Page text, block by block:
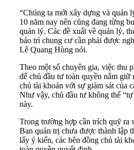
“Chúng ta mới xây dựng và quản
10 năm nay nên cũng đang từng
quản lý. Các đề xuất về quản lý,
bảo trì chung cư cần phải được
Lê Quang Hùng nói.
Theo một số chuyên gia, việc thu
để chủ đầu tư toàn quyền nắm giữ
chủ tài khoản với sự giám sát của
Như vậy, chủ đầu tư không thể
này.
Trong trường hợp cần trích quỹ ra
Ban quản trị chưa được thành lập
lấy ý kiến, các bên đồng chủ tài